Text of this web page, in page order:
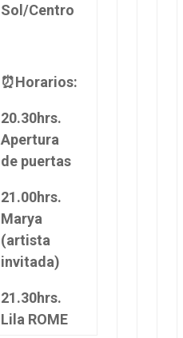
Sol/Centro
⏰Horarios:
20.30hrs.
Apertura
de puertas
21.00hrs.
Marya
(artista
invitada)
21.30hrs.
Lila ROME